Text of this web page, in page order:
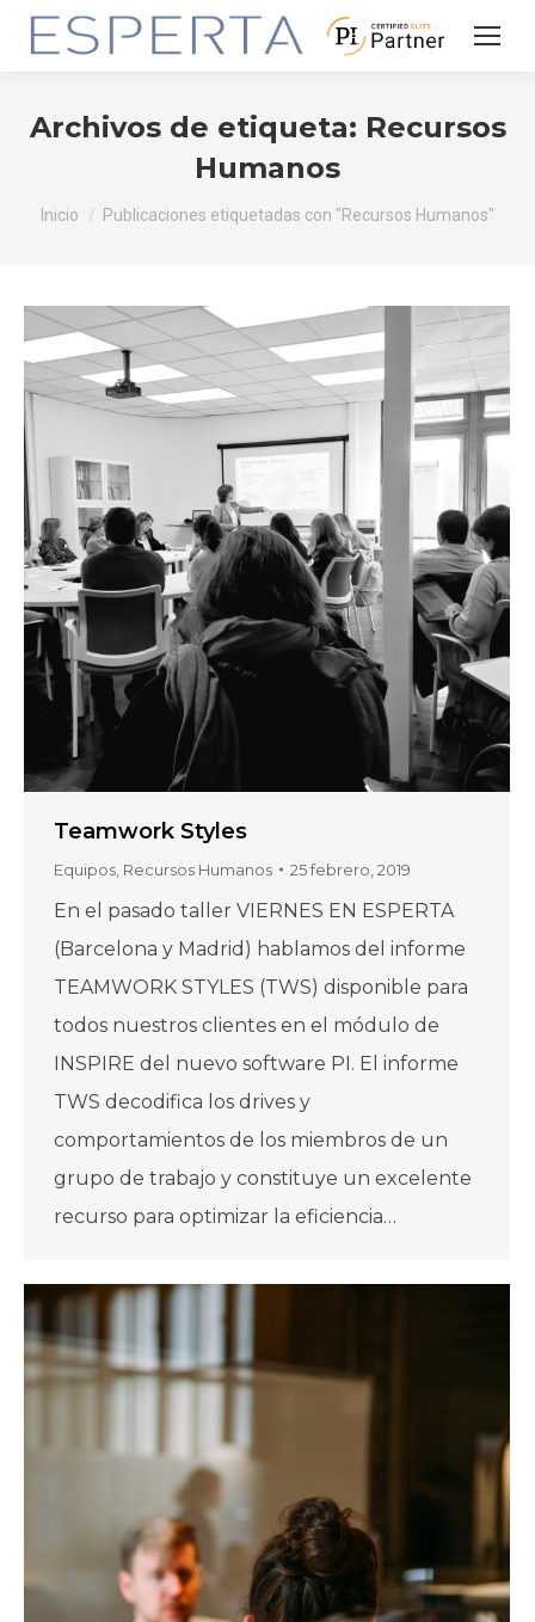
Archivos de etiqueta: Recursos
Humanos
Estás aquí:
Inicio Publicaciones etiquetadas con "Recursos Humanos"
Teamwork Styles
Equipos Recursos Humanos 25 febrero, 2019
En el pasado taller VIERNES EN ESPERTA
(Barcelona y Madrid) hablamos del informe
TEAMWORK STYLES (TWS) disponible para
todos nuestros clientes en el módulo de
INSPIRE del nuevo software PI. El informe
TWS decodifica los drives y
comportamientos de los miembros de un
grupo de trabajo y constituye un excelente
recurso para optimizar la eficiencia…